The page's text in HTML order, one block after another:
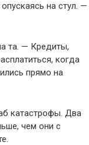
на стул. —
та. — Кредиты,
когда
прямо на
катастрофы. Два
чем они с